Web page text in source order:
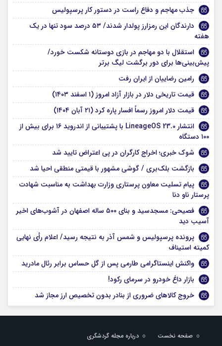
جذب مهاجم و دفاع راست در دستور کار پرسپولیس
دارندگان این رمزارز پولدار شدند/ ۵۳ درصد سود تنها در یک
هفته
استقلال با دو مهاجم در بازی دوستانه شکست خورد/
پیش‌بینی‌ها برای دور برگشت لیگ برتر
رامین رضاییان از ایران رفت
قیمت تاریخی دلار در بازار آزاد امروز (۱ اسفند ۱۴۰۳)
قیمت دلار امروز رسماً افسار پاره کرد (۲۱ آبان ۱۴۰۴)
انتشار LineageOS 23.0 با پشتیبانی از اندروید ۱۶ برای بیش از
۱۰۰ دستگاه
شوک خبری؛ اخراج کارگران در پی اعتراض تایید شد
بازگشت بلک‌بری / گوشی مشهور با قیمتی منطقی احیا شد
پیام تسلیت معاون پرستاری وزارت بهداشت به مناسبت شهادت
پرستار ناو دنا
فصیحی: مسجدسید و بنای ۵۰۰ ساله اصفهان در آشوب‌های اخیر
آسیب دید
پرونده پرسپولیس و شمس آذر به نتیجه رسید/ اعلام رأی نهایی
کمیته استیناف
واکنش اینستاگرامی طارمی پس از گل حساس برابر رئال مادرید
بازار داغ خودرو در سرمای رکود!
خروج کالاهای ضروری از بنادر بدون تخصیص ارز مجاز شد
صفحه نخست درباره مجله گردشگری